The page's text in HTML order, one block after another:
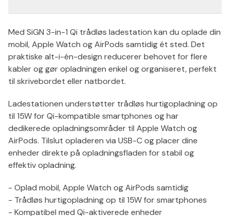
Med SiGN 3-in-1 Qi trådløs ladestation kan du oplade din
mobil, Apple Watch og AirPods samtidig ét sted. Det
praktiske alt-i-én-design reducerer behovet for flere
kabler og gør opladningen enkel og organiseret, perfekt
til skrivebordet eller natbordet.
Ladestationen understøtter trådløs hurtigopladning op
til 15W for Qi-kompatible smartphones og har
dedikerede opladningsområder til Apple Watch og
AirPods. Tilslut opladeren via USB-C og placer dine
enheder direkte på opladningsfladen for stabil og
effektiv opladning.
- Oplad mobil, Apple Watch og AirPods samtidig
- Trådløs hurtigopladning op til 15W for smartphones
- Kompatibel med Qi-aktiverede enheder